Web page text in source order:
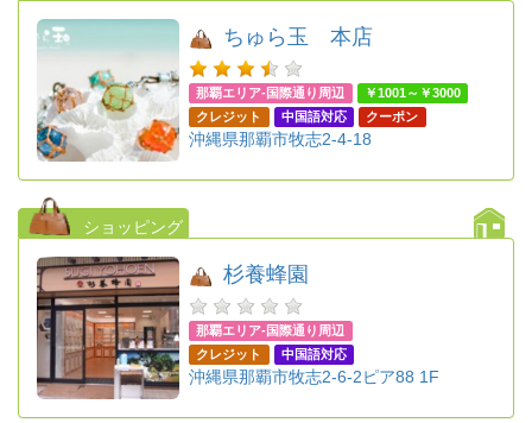
ちゅら玉 本店
那覇エリア-国際通り周辺
￥1001～￥3000
クレジット
中国語対応 クーポン
沖縄県那覇市牧志2-4-18
ショッピング
杉養蜂園
那覇エリア-国際通り周辺
クレジット
中国語対応
沖縄県那覇市牧志2-6-2ピア88 1F